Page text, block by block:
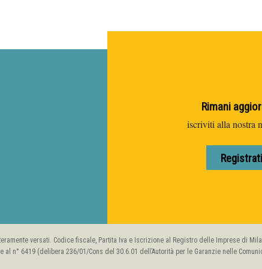
Rimani
iscriviti alla nostra
Registrati
versati. Codice fiscale, Partita Iva e Iscrizione al Registro delle Imprese di
n° 6419 (delibera 236/01/Cons del 30.6.01 dell’Autorità per le Garanzie nelle